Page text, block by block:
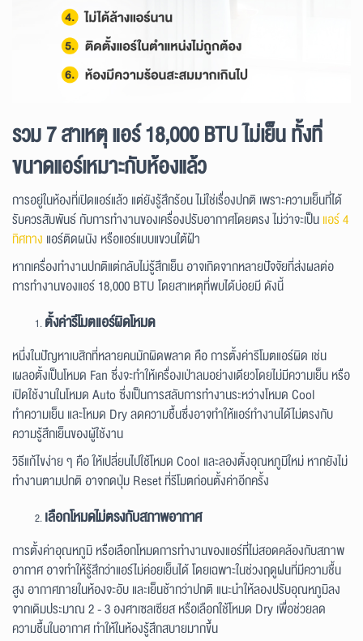
รวม 7 สาเหตุ แอร์ 18,000 BTU ไม่เย็น ทั้งที่
ขนาดแอร์เหมาะกับห้องแล้ว
การอยู่ในห้องที่เปิดแอร์แล้ว แต่ยังรู้สึกร้อน ไม่ใช่เรื่องปกติ เพราะความเย็นที่ได้
รับควรสัมพันธ์ กับการทำงานของเครื่องปรับอากาศโดยตรง ไม่ว่าจะเป็นแอร์ 4
ทิศทาง แอร์ติดผนัง หรือแอร์แบบแขวนใต้ฝ้า
หากเครื่องทำงานปกติแต่กลับไม่รู้สึกเย็น อาจเกิดจากหลายปัจจัยที่ส่งผลต่อ
การทำงานของแอร์ 18,000 BTU โดยสาเหตุที่พบได้บ่อยมี ดังนี้
ตั้งค่ารีโมตแอร์ผิดโหมด
หนึ่งในปัญหาเบสิกที่หลายคนมักผิดพลาด คือ การตั้งค่ารีโมตแอร์ผิด เช่น
เผลอตั้งเป็นโหมด Fan ซึ่งจะทำให้เครื่องเป่าลมอย่างเดียวโดยไม่มีความเย็น หรือ
เปิดใช้งานในโหมด Auto ซึ่งเป็นการสลับการทำงานระหว่างโหมด Cool
ทำความเย็น และโหมด Dry ลดความชื้นซึ่งอาจทำให้แอร์ทำงานได้ไม่ตรงกับ
ความรู้สึกเย็นของผู้ใช้งาน
วิธีแก้ไขง่าย ๆ คือ ให้เปลี่ยนไปใช้โหมด Cool และลองตั้งอุณหภูมิใหม่ หากยังไม่
ทำงานตามปกติ อาจกดปุ่ม Reset ที่รีโมตก่อนตั้งค่าอีกครั้ง
เลือกโหมดไม่ตรงกับสภาพอากาศ
การตั้งค่าอุณหภูมิ หรือเลือกโหมดการทำงานของแอร์ที่ไม่สอดคล้องกับสภาพ
อากาศ อาจทำให้รู้สึกว่าแอร์ไม่ค่อยเย็นได้ โดยเฉพาะในช่วงฤดูฝนที่มีความชื้น
สูง อากาศภายในห้องจะอับ และเย็นช้ากว่าปกติ แนะนำให้ลองปรับอุณหภูมิลง
จากเดิมประมาณ 2 - 3 องศาเซลเซียส หรือเลือกใช้โหมด Dry เพื่อช่วยลด
ความชื้นในอากาศ ทำให้ในห้องรู้สึกสบายมากขึ้น